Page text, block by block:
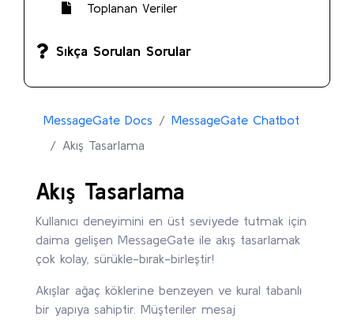
Toplanan Veriler
Sıkça Sorulan Sorular
MessageGate Docs
MessageGate Chatbot
Akış Tasarlama
Akış Tasarlama
Kullanıcı deneyimini en üst seviyede tutmak için
daima gelişen MessageGate ile akış tasarlamak
çok kolay, sürükle-bırak-birleştir!
Akışlar ağaç köklerine benzeyen ve kural tabanlı
bir yapıya sahiptir. Müşteriler mesaj